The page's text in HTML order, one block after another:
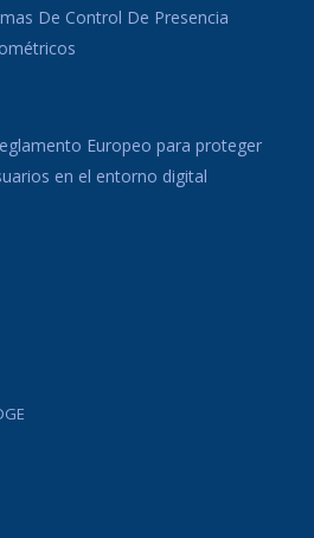
De Control De Presencia
Europeo para proteger
en el entorno digital